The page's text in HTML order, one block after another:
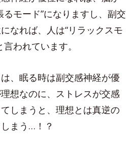
るモード”になりますし、副交
なれば、人は“リラックスモ
われています。
、眠る時は副交感神経が優
想なのに、ストレスが交感
しまうと、理想とは真逆の
まう…！？